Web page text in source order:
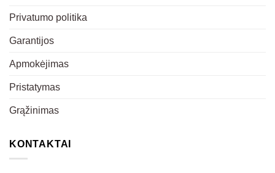
Privatumo politika
Garantijos
Apmokėjimas
Pristatymas
Grąžinimas
KONTAKTAI